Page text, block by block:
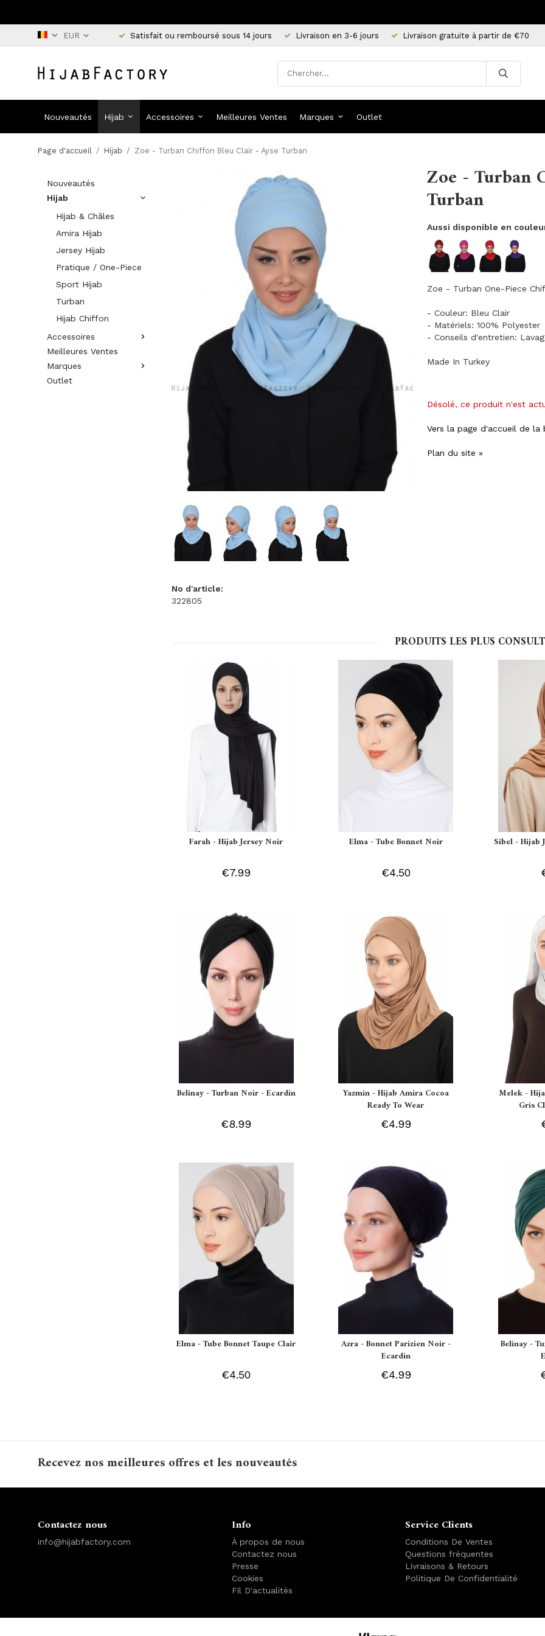
Satisfait ou remboursé sous 14 jours Livraison en 3-6 jours Livraison gratuite à partir de €70
Nouveautés Hijab Accessoires Meilleures Ventes Marques Outlet
Page d'accueil / Hijab / Zoe - Turban Chiffon Bleu Clair - Ayse Turban
Nouveautés
Hijab
Hijab & Châles
Amira Hijab
Jersey Hijab
Pratique / One-Piece
Sport Hijab
Turban
Hijab Chiffon
Accessoires
Meilleures Ventes
Marques
Outlet
Zoe - Turban
Turban
Aussi disponible en
Zoe - Turban One-Piece
- Couleur: Bleu Clair
- Matériels: 100% Polyester
- Conseils d'entretien:
Made In Turkey
Désolé, ce produit n'est
Vers la page d'accueil de la
Plan du site »
No d'article:
322805
PRODUITS LES PLUS
Farah - Hijab Jersey Noir
€7.99
Elma - Tube Bonnet Noir
€4.50
Sibel - Hijab
Belinay - Turban Noir - Ecardin
€8.99
Yazmin - Hijab Amira Cocoa
Ready To Wear
€4.99
Melek -
Gris
Elma - Tube Bonnet Taupe Clair
€4.50
Azra - Bonnet Parizien Noir -
Ecardin
€4.99
Belinay -
Recevez nos meilleures offres et les nouveautés
Contactez nous
info@hijabfactory.com
Info
À propos de nous
Contactez nous
Presse
Cookies
Fil D'actualitès
Service Clients
Conditions De Ventes
Questions fréquentes
Livraisons & Retours
Politique De Confidentialité